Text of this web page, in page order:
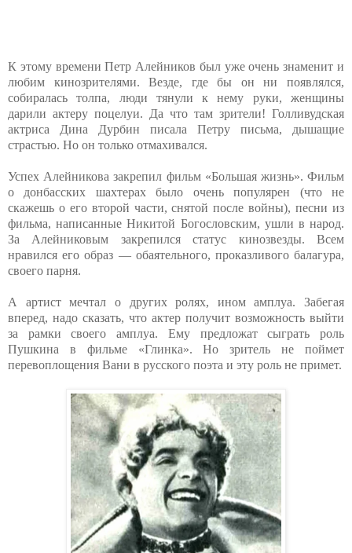
К этому времени Петр Алейников был уже очень знаменит и
любим кинозрителями. Везде, где бы он ни появлялся,
собиралась толпа, люди тянули к нему руки, женщины
дарили актеру поцелуи. Да что там зрители! Голливудская
актриса Дина Дурбин писала Петру письма, дышащие
страстью. Но он только отмахивался.
Успех Алейникова закрепил фильм «Большая жизнь». Фильм
о донбасских шахтерах было очень популярен (что не
скажешь о его второй части, снятой после войны), песни из
фильма, написанные Никитой Богословским, ушли в народ.
За Алейниковым закрепился статус кинозвезды. Всем
нравился его образ — обаятельного, проказливого балагура,
своего парня.
А артист мечтал о других ролях, ином амплуа. Забегая
вперед, надо сказать, что актер получит возможность выйти
за рамки своего амплуа. Ему предложат сыграть роль
Пушкина в фильме «Глинка». Но зритель не поймет
перевоплощения Вани в русского поэта и эту роль не примет.